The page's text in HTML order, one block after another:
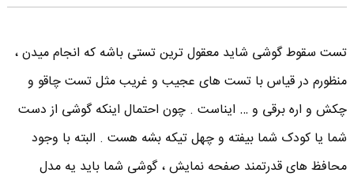
تست سقوط گوشی شاید معقول ترین تستی باشه که انجام میدن ،
منظورم در قیاس با تست های عجیب و غریب مثل تست چاقو و
چکش و اره برقی و … ایناست . چون احتمال اینکه گوشی از دست
شما یا کودک شما بیفته و چهل تیکه بشه هست . البته با وجود
محافظ های قدرتمند صفحه نمایش ، گوشی شما باید یه مدل